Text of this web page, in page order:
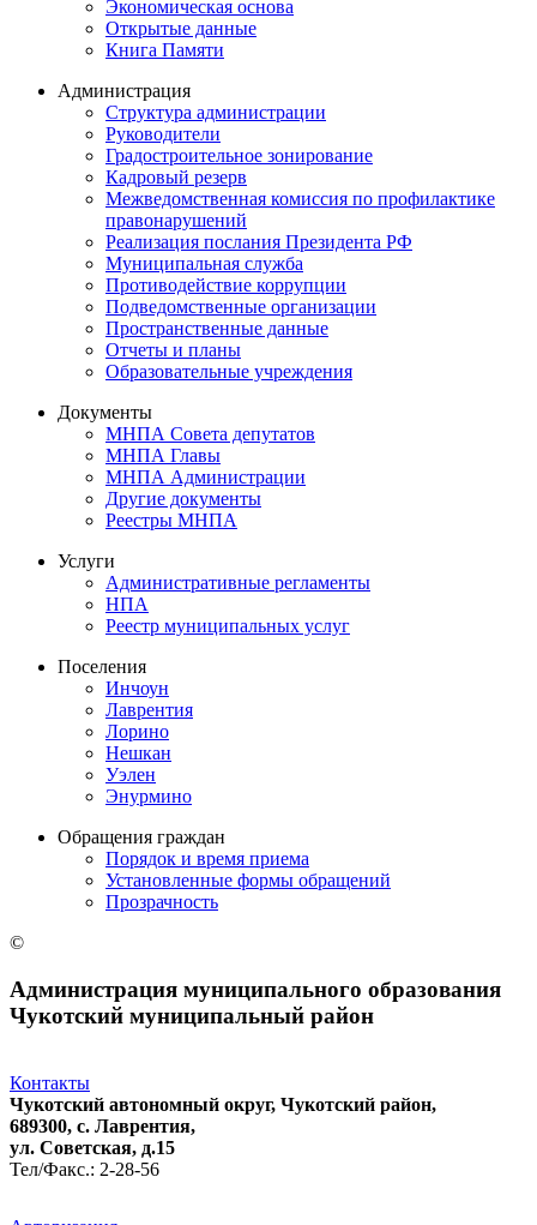
Экономическая основа
Открытые данные
Книга Памяти
Администрация
Структура администрации
Руководители
Градостроительное зонирование
Кадровый резерв
Межведомственная комиссия по профилактике
правонарушений
Реализация послания Президента РФ
Муниципальная служба
Противодействие коррупции
Подведомственные организации
Пространственные данные
Отчеты и планы
Образовательные учреждения
Документы
МНПА Совета депутатов
МНПА Главы
МНПА Администрации
Другие документы
Реестры МНПА
Услуги
Административные регламенты
НПА
Реестр муниципальных услуг
Поселения
Инчоун
Лаврентия
Лорино
Нешкан
Уэлен
Энурмино
Обращения граждан
Порядок и время приема
Установленные формы обращений
Прозрачность
©
Администрация муниципального образования
Чукотский муниципальный район
Контакты
Чукотский автономный округ, Чукотский район,
689300, с. Лаврентия,
ул. Советская, д.15
Тел/Факс.: 2-28-56